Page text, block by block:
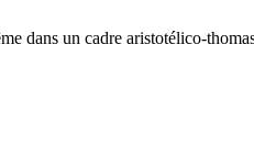
dans un cadre aristotélico-